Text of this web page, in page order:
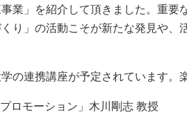
業」を紹介して頂きました。重要
り」の活動こそが新たな発見や、
の連携講座が予定されています。
ロモーション」木川剛志 教授